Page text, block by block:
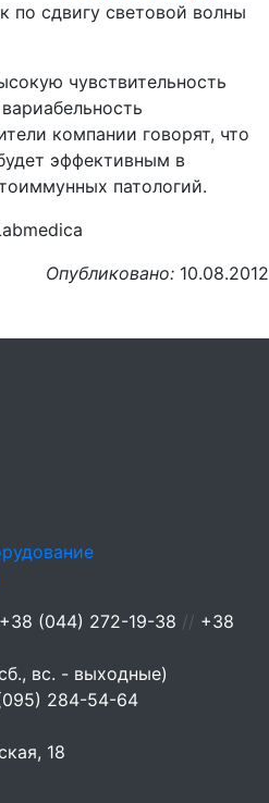
по сдвигу световой волны
чувствительность
компании говорят, что
эффективным в
патологий.
Опубликовано: 10.08.2012
+38 (044) 272-19-38 // +38
вс. - выходные)
284-54-64
18